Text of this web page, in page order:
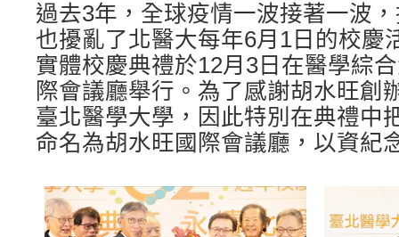
過去3年，全球疫情一波接著一波
也擾亂了北醫大每年6月1日的校慶
實體校慶典禮於12月3日在醫學綜
際會議廳舉行。為了感謝胡水旺創
臺北醫學大學，因此特別在典禮中
命名為胡水旺國際會議廳，以資紀